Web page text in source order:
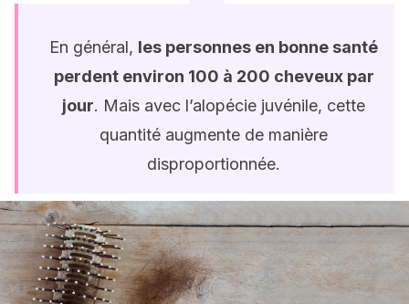
En général, les personnes en bonne santé
perdent environ 100 à 200 cheveux par
jour. Mais avec l’alopécie juvénile, cette
quantité augmente de manière
disproportionnée.